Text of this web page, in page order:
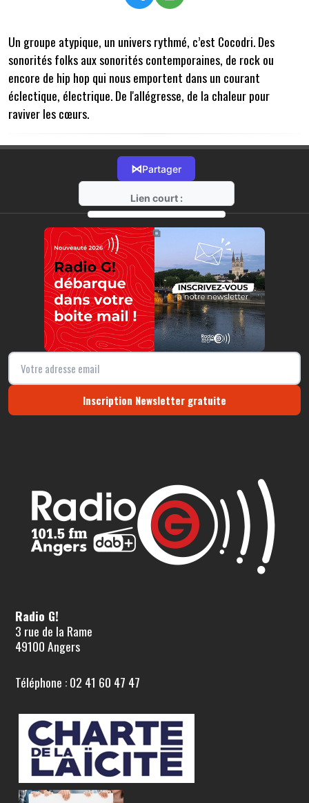
Un groupe atypique, un univers rythmé, c’est Cocodri. Des
sonorités folks aux sonorités contemporaines, de rock ou
encore de hip hop qui nous emportent dans un courant
éclectique, électrique. De l'allégresse, de la chaleur pour
raviver les cœurs.
⋈Partager
Lien court :
https://radio-g.fr?17721
⧉
Inscription Newsletter gratuite
Radio G!
3 rue de la Rame
49100 Angers
Téléphone : 02 41 60 47 47